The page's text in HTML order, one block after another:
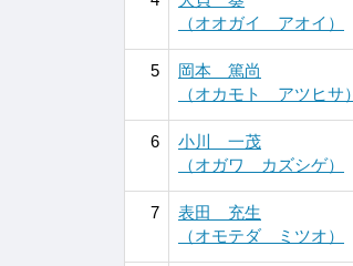
（オオガイ アオイ）
5
岡本 篤尚
（オカモト アツヒサ）
6
小川 一茂
（オガワ カズシゲ）
7
表田 充生
（オモテダ ミツオ）